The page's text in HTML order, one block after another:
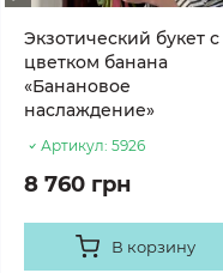
Экзотический букет с
цветком банана
«Банановое
наслаждение»
Артикул: 5926
8 760 грн
В корзину